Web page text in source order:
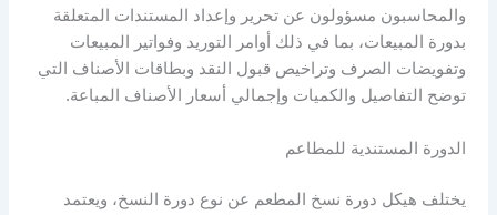
والمحاسبون مسؤولون عن تحرير وإعداد المستندات المتعلقة
بدورة المبيعات، بما في ذلك أوامر التوريد وفواتير المبيعات
وتفويضات الصرف وتراخيص قبول النقد وبطاقات الأصناف التي
توضح التفاصيل والكميات وإجمالي أسعار الأصناف المباعة.
الدورة المستندية للمطاعم
يختلف هيكل دورة نسخ المطعم عن نوع دورة النسخ، ويعتمد